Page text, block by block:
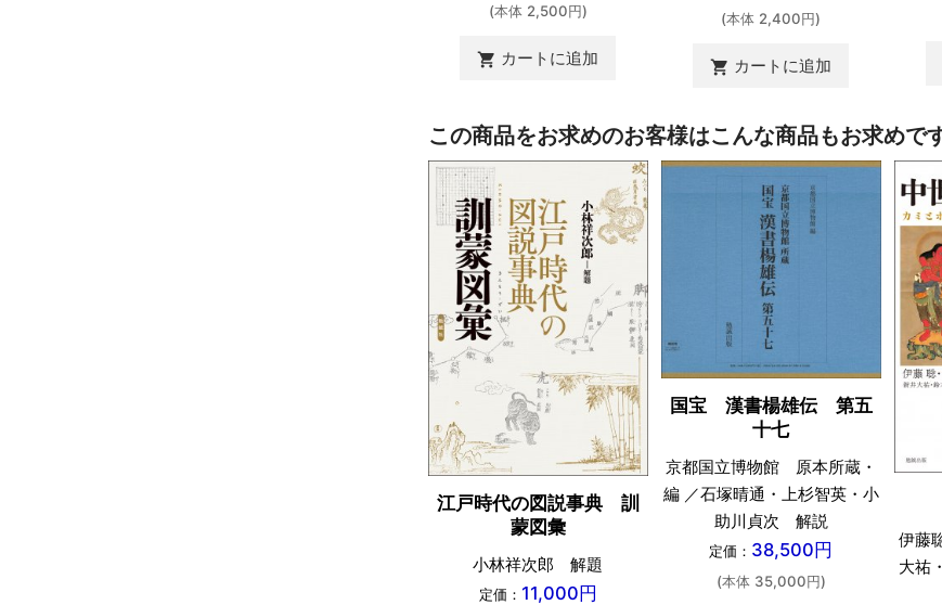
(本体 2,500円)
shopping_cart カートに追加
(本体 2,400円)
shopping_cart カートに追加
この商品をお求めのお客様はこんな商品もお求めです
江戸時代の図説事典 訓
蒙図彙
小林祥次郎 解題
定価： 11,000円
国宝 漢書楊雄伝 第五
十七
京都国立博物館 原本所蔵・
編 ／石塚晴通・上杉智英・小
助川貞次 解説
定価： 38,500円
(本体 35,000円)
伊藤
大祐